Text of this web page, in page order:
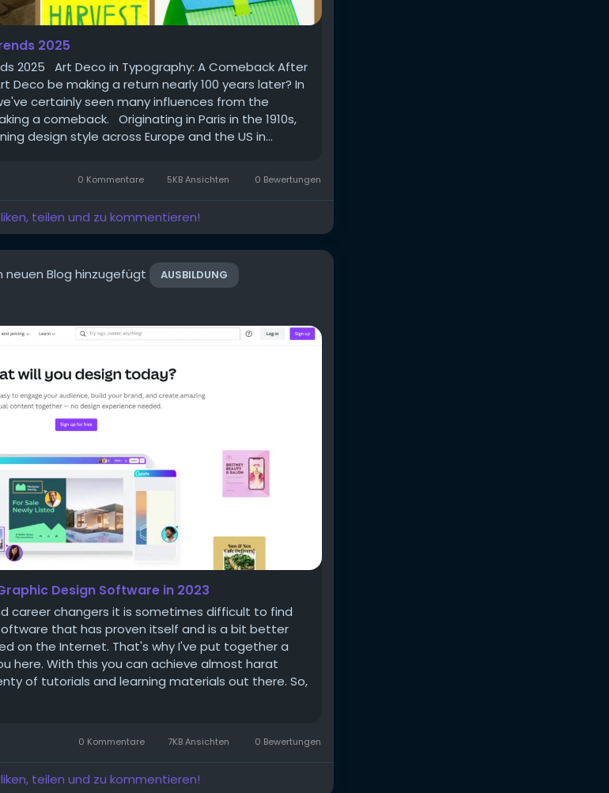
2025
2025 Art Deco in Typography: A Comeback After
Deco be making a return nearly 100 years later? In
certainly seen many influences from the
a comeback. Originating in Paris in the 1910s,
design style across Europe and the US in...
0 Kommentare 5KB Ansichten 0 Bewertungen
teilen und zu kommentieren!
neuen Blog hinzugefügt AUSBILDUNG
Design Software in 2023
career changers it is sometimes difficult to find
that has proven itself and is a bit better
on the Internet. That's why I've put together a
here. With this you can achieve almost harat
of tutorials and learning materials out there. So,
0 Kommentare 7KB Ansichten 0 Bewertungen
teilen und zu kommentieren!